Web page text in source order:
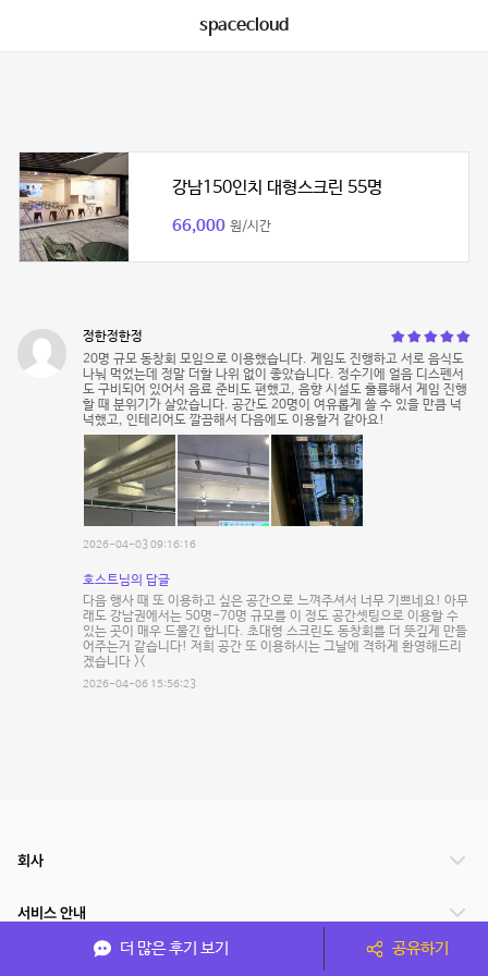
spacecloud
강남150인치 대형스크린 55명
66,000 원/시간
정한정한정
20명 규모 동창회 모임으로 이용했습니다. 게임도 진행하고 서로 음식도
나눠 먹었는데 정말 더할 나위 없이 좋았습니다. 정수기에 얼음 디스펜서
도 구비되어 있어서 음료 준비도 편했고, 음향 시설도 훌륭해서 게임 진행
할 때 분위기가 살았습니다. 공간도 20명이 여유롭게 쓸 수 있을 만큼 넉
넉했고, 인테리어도 깔끔해서 다음에도 이용할거 같아요!
2026-04-03 09:16:16
호스트님의 답글
다음 행사 때 또 이용하고 싶은 공간으로 느껴주셔서 너무 기쁘네요! 아무
래도 강남권에서는 50명-70명 규모를 이 정도 공간셋팅으로 이용할 수
있는 곳이 매우 드물긴 합니다. 초대형 스크린도 동창회를 더 뜻깊게 만들
어주는거 같습니다! 저희 공간 또 이용하시는 그날에 격하게 환영해드리
겠습니다 ><
2026-04-06 15:56:23
더 많은 후기 보기 공유하기
회사
서비스 안내